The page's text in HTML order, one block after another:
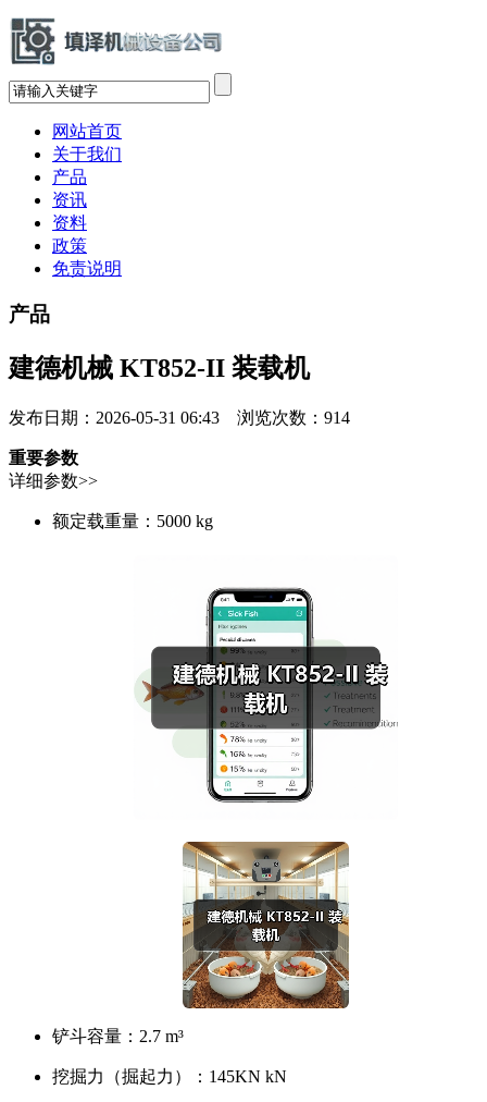
网站首页
关于我们
产品
资讯
资料
政策
免责说明
产品
建德机械 KT852-II 装载机
发布日期：2026-05-31 06:43 浏览次数： 914
重要参数
详细参数>>
额定载重量： 5000 kg
铲斗容量： 2.7 m³
挖掘力（掘起力）： 145KN kN